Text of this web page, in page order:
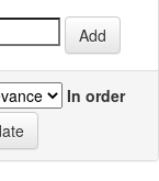
In order